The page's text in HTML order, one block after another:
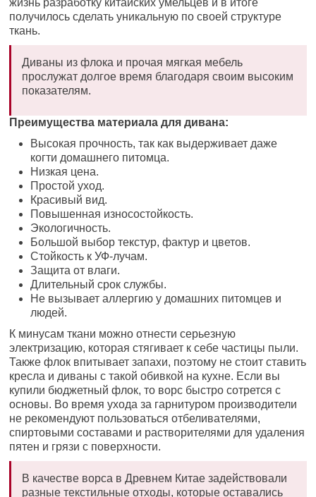
жизнь разработку китайских умельцев и в итоге
получилось сделать уникальную по своей структуре
ткань.
Диваны из флока и прочая мягкая мебель
прослужат долгое время благодаря своим высоким
показателям.
Преимущества материала для дивана:
Высокая прочность, так как выдерживает даже
когти домашнего питомца.
Низкая цена.
Простой уход.
Красивый вид.
Повышенная износостойкость.
Экологичность.
Большой выбор текстур, фактур и цветов.
Стойкость к УФ-лучам.
Защита от влаги.
Длительный срок службы.
Не вызывает аллергию у домашних питомцев и
людей.
К минусам ткани можно отнести серьезную
электризацию, которая стягивает к себе частицы пыли.
Также флок впитывает запахи, поэтому не стоит ставить
кресла и диваны с такой обивкой на кухне. Если вы
купили бюджетный флок, то ворс быстро сотрется с
основы. Во время ухода за гарнитуром производители
не рекомендуют пользоваться отбеливателями,
спиртовыми составами и растворителями для удаления
пятен и грязи с поверхности.
В качестве ворса в Древнем Китае задействовали
разные текстильные отходы, которые оставались